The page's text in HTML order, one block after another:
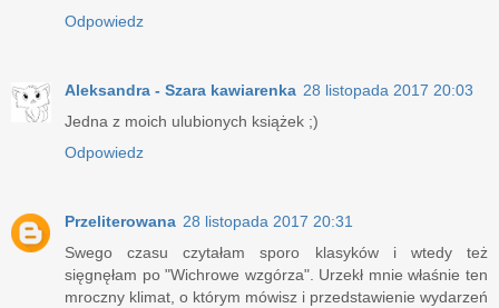
Odpowiedz
Aleksandra - Szara kawiarenka 28 listopada 2017 20:03
Jedna z moich ulubionych książek ;)
Odpowiedz
Przeliterowana 28 listopada 2017 20:31
Swego czasu czytałam sporo klasyków i wtedy też
sięgnęłam po "Wichrowe wzgórza". Urzekł mnie właśnie ten
mroczny klimat, o którym mówisz i przedstawienie wydarzeń